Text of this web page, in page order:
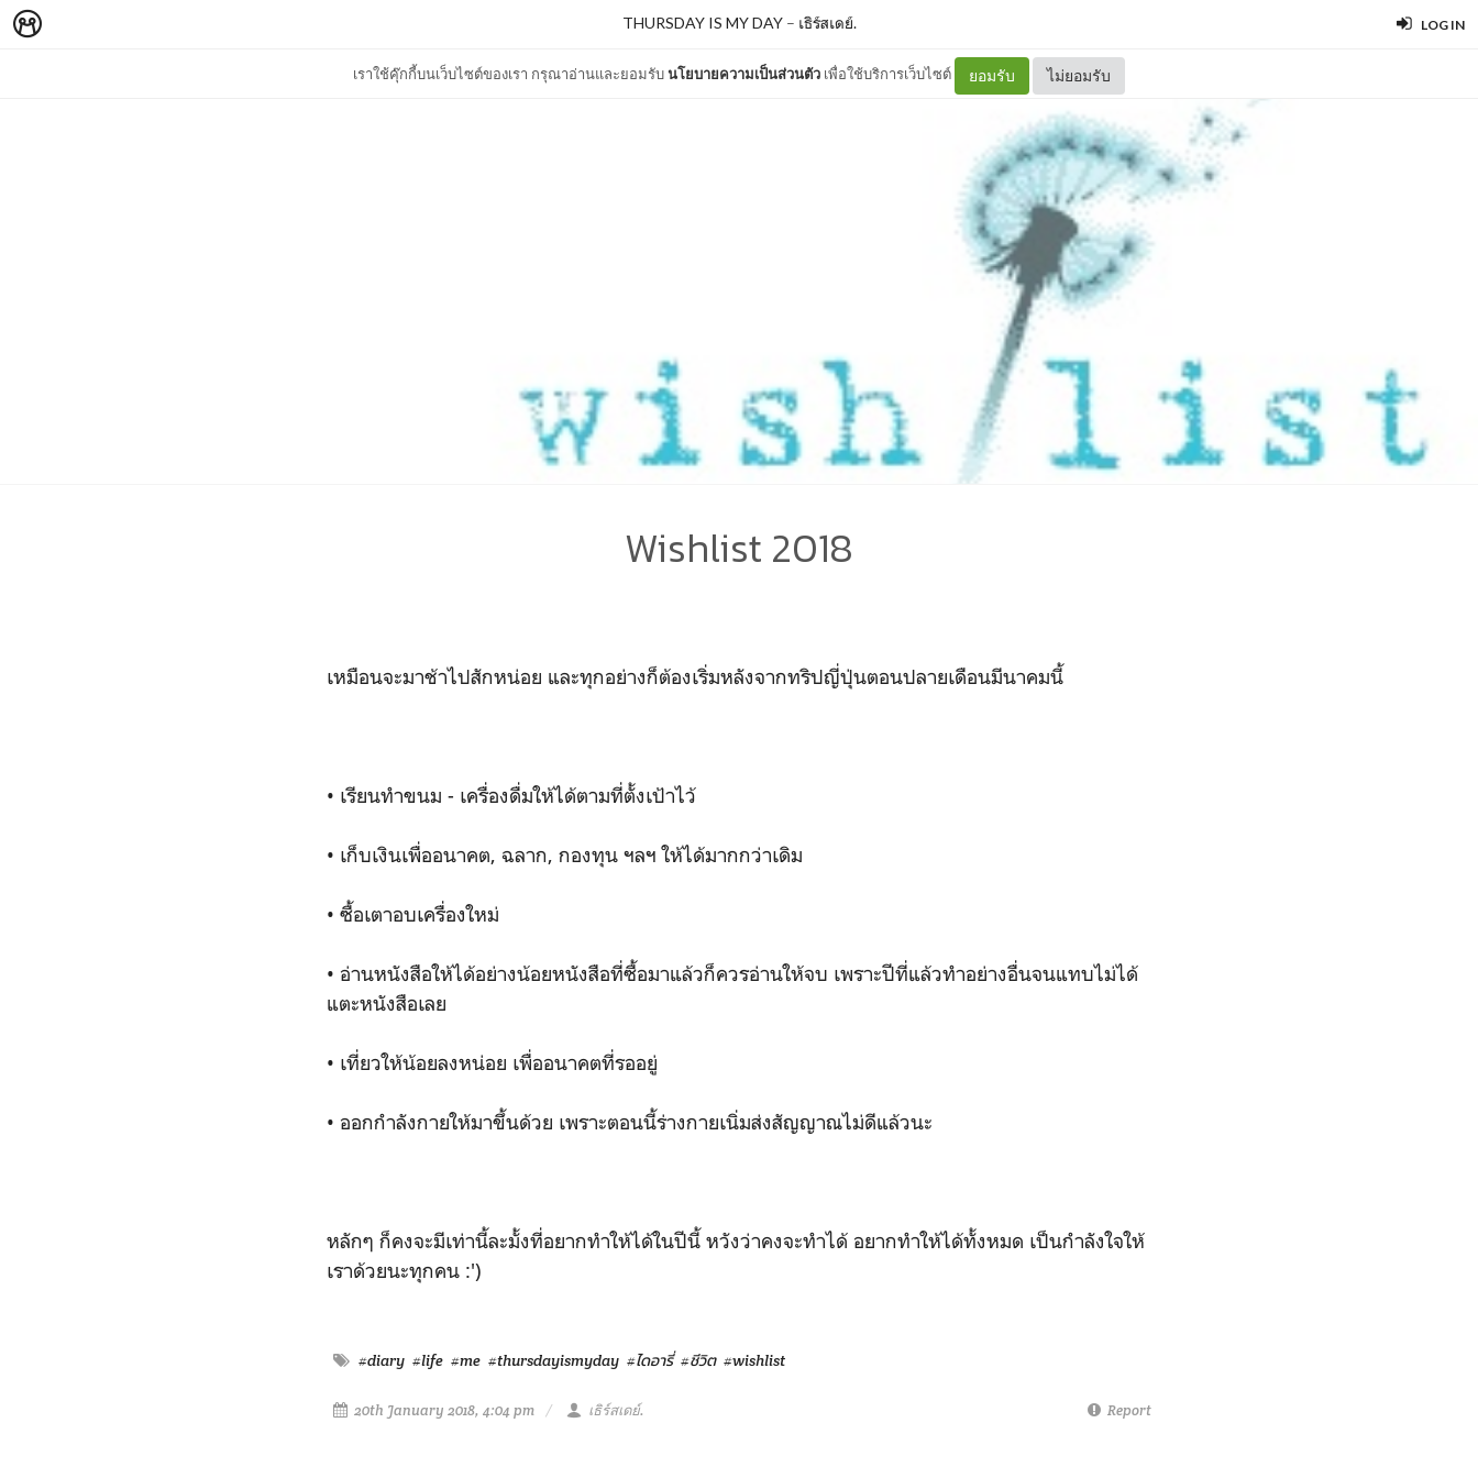
LOG IN
เราใช้คุ๊กกี้บนเว็บไซต์ของเรา กรุณาอ่านและยอมรับนโยบายความเป็นส่วนตัว เพื่อใช้บริการเว็บไซต์ ยอมรับ ไม่ยอมรับ
THURSDAY IS MY DAY– เธิร์สเดย์.
Wishlist 2018
เหมือนจะมาช้าไปสักหน่อย และทุกอย่างก็ต้องเริ่มหลังจากทริปญี่ปุ่นตอนปลายเดือนมีนาคมนี้
• เรียนทำขนม - เครื่องดื่มให้ได้ตามที่ตั้งเป้าไว้
• เก็บเงินเพื่ออนาคต, ฉลาก, กองทุน ฯลฯ ให้ได้มากกว่าเดิม
• ซื้อเตาอบเครื่องใหม่
• อ่านหนังสือให้ได้อย่างน้อยหนังสือที่ซื้อมาแล้วก็ควรอ่านให้จบ เพราะปีที่แล้วทำอย่างอื่นจนแทบไม่ได้
แตะหนังสือเลย
• เที่ยวให้น้อยลงหน่อย เพื่ออนาคตที่รออยู่
• ออกกำลังกายให้มาขึ้นด้วย เพราะตอนนี้ร่างกายเนิ่มส่งสัญญาณไม่ดีแล้วนะ
หลักๆ ก็คงจะมีเท่านี้ละมั้งที่อยากทำให้ได้ในปีนี้ หวังว่าคงจะทำได้ อยากทำให้ได้ทั้งหมด เป็นกำลังใจให้
เราด้วยนะทุกคน :')
#diary #life #me #thursdayismyday #ไดอารี่ #ชีวิต #wishlist
20th January 2018, 4:04 pm เธิร์สเดย์. Report